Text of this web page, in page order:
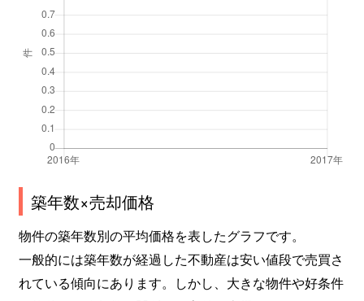
築年数×売却価格
物件の築年数別の平均価格を表したグラフです。
一般的には築年数が経過した不動産は安い値段で売買さ
れている傾向にあります。しかし、大きな物件や好条件